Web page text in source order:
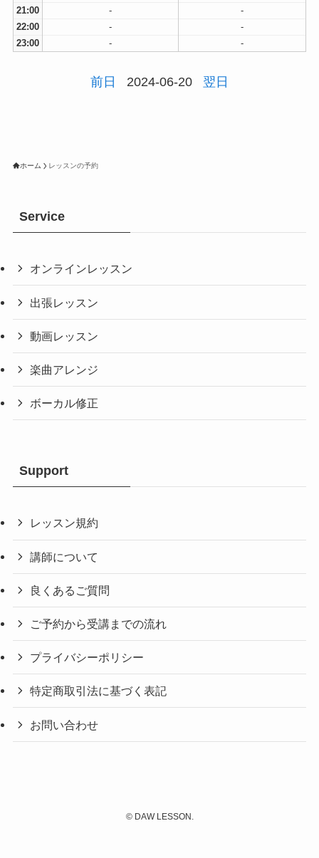
21:00
-
-
22:00
-
-
23:00
- -
前日 2024-06-20 翌日
ホーム レッスンの予約
Service
オンラインレッスン
出張レッスン
動画レッスン
楽曲アレンジ
ボーカル修正
Support
レッスン規約
講師について
良くあるご質問
ご予約から受講までの流れ
プライバシーポリシー
特定商取引法に基づく表記
お問い合わせ
©DAW LESSON.